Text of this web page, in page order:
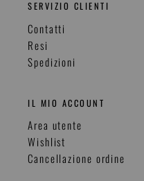
SERVIZIO CLIENTI
Contatti
Resi
Spedizioni
IL MIO ACCOUNT
Area utente
Wishlist
Cancellazione ordine